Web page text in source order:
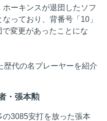
ーキンスが退団したソフ
っており、背番号「10」
変更があったことにな
歴代の名プレーヤーを紹介
・張本勲
の3085安打を放った張本